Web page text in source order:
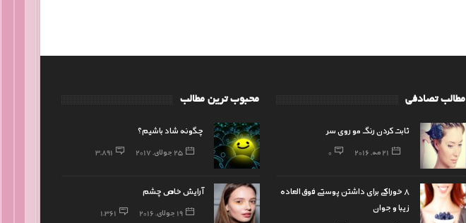
محبوب ترین مطالب
چگونه شاد باشیم؟
25 جولای, 2017 3,891
آرایش خاص چشم
19 جولای, 2016 1,361
مطالب تصادفی
ثابت کردن رنگ مو روی سر
21 مه, 2016 0
8 خوراکی برای داشتن پوستی فوق‌العاده
زیبا و جوان